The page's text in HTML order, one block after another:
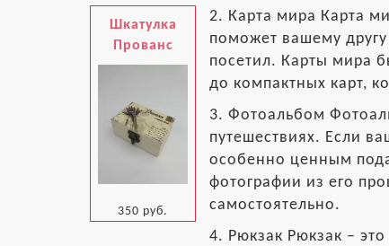
Шкатулка
Прованс
350 руб.
2. Карта мира Карта
поможет вашему
посетил. Карты мира
до компактных карт,
3. Фотоальбом
путешествиях. Если
особенно ценным
фотографии из его
самостоятельно.
4. Рюкзак Рюкзак –